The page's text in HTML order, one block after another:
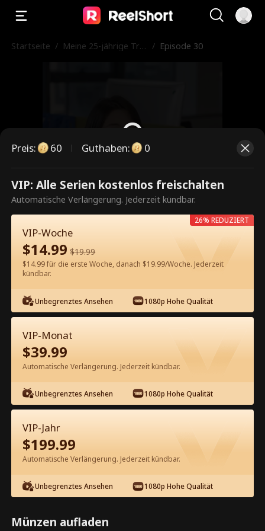
Startseite / Meine 25-jährige Tra
/ Episode 30
Dies ist eine kostenpflichtige
Episode. Bitte entsperren, um
60 Jetzt entsperren
Kostenlos in der App ansehen
Episode 30 - Meine 25-jährige
Traumfrau Kompletter Film
1-50 51-76
30 31 32 33 34
Preis: 60 Guthaben: 0
VIP: Alle Serien kostenlos freischalten
Automatische Verlängerung. Jederzeit kündbar.
VIP-Woche
$14.99 $19.99
$14.99 für die erste Woche, danach $19.99/Woche. Jederzeit
kündbar.
Unbegrenztes Ansehen 1080p Hohe Qualität
26% REDUZIERT
VIP-Monat
$39.99
Automatische Verlängerung. Jederzeit kündbar.
Unbegrenztes Ansehen 1080p Hohe Qualität
VIP-Jahr
$199.99
Automatische Verlängerung. Jederzeit kündbar.
Unbegrenztes Ansehen 1080p Hohe Qualität
Münzen aufladen